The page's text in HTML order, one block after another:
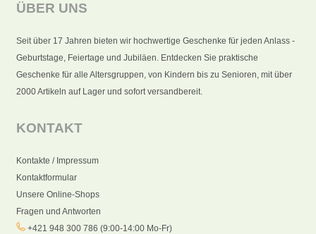
ÜBER UNS
Seit über 17 Jahren bieten wir hochwertige Geschenke für jeden Anlass -
Geburtstage, Feiertage und Jubiläen. Entdecken Sie praktische
Geschenke für alle Altersgruppen, von Kindern bis zu Senioren, mit über
2000 Artikeln auf Lager und sofort versandbereit.
KONTAKT
Kontakte / Impressum
Kontaktformular
Unsere Online-Shops
Fragen und Antworten
+421 948 300 786 (9:00-14:00 Mo-Fr)